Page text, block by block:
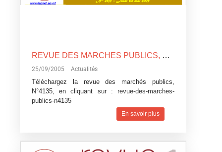
REVUE DES MARCHES PUBLICS, N°4135
25/09/2005 Actualités
Téléchargez la revue des marchés publics,
N°4135, en cliquant sur : revue-des-marches-
publics-n4135
En savoir plus